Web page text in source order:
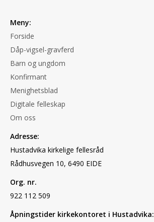
Meny:
Forside
Dåp-vigsel-gravferd
Barn og ungdom
Konfirmant
Menighetsblad
Digitale felleskap
Om oss
Adresse:
Hustadvika kirkelige fellesråd
Rådhusvegen 10, 6490 EIDE
Org. nr.
922 112 509
Åpningstider kirkekontoret i Hustadvika: